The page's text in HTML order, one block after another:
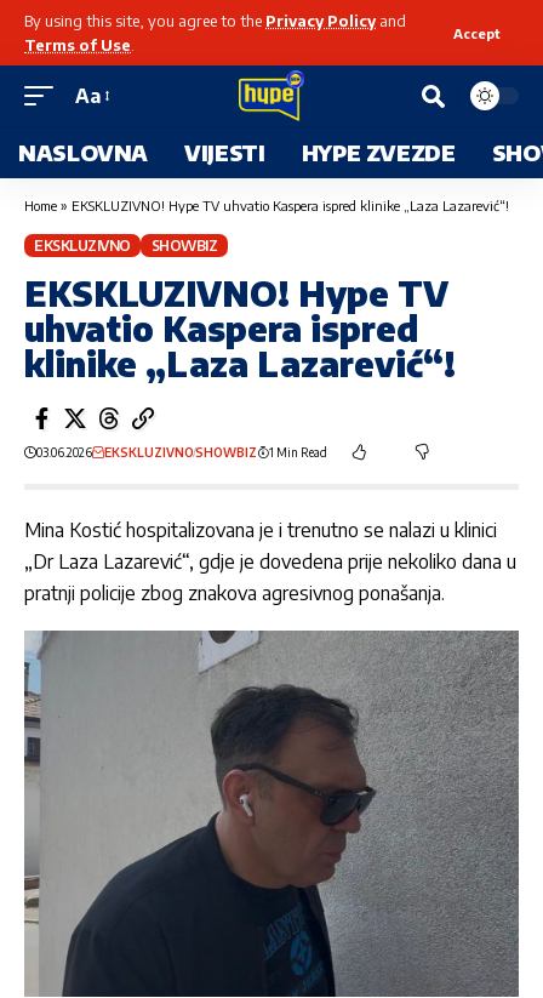
By using this site, you agree to the Privacy Policyand
Terms of Use
Accept
Aa
NASLOVNA VIJESTI HYPE ZVEZDE
Home » EKSKLUZIVNO! Hype TV uhvatio Kaspera ispred klinike „Laza Lazarević“!
EKSKLUZIVNO SHOWBIZ
EKSKLUZIVNO! Hype TV
uhvatio Kaspera ispred
klinike „Laza Lazarević“!
03.06.2026 EKSKLUZIVNOSHOWBIZ 1 Min Read
Mina Kostić hospitalizovana je i trenutno se nalazi u klinici
„Dr Laza Lazarević“, gdje je dovedena prije nekoliko dana u
pratnji policije zbog znakova agresivnog ponašanja.